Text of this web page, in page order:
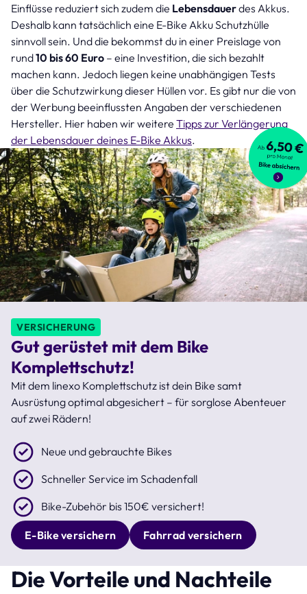
Einflüsse reduziert sich zudem die Lebensdauerdes Akkus.
Deshalb kann tatsächlich eine E-Bike Akku Schutzhülle
sinnvoll sein. Und die bekommst du in einer Preislage von
rund10 bis 60 Euro – eine Investition, die sich bezahlt
machen kann. Jedoch liegen keine unabhängigen Tests
über die Schutzwirkung dieser Hüllen vor. Es gibt nur die von
der Werbung beeinflussten Angaben der verschiedenen
Hersteller. Hier haben wir weitere Tipps zur Verlängerung
der Lebensdauer deines E-Bike Akkus.
VERSICHERUNG
Gut gerüstet mit dem Bike
Komplettschutz!
Mit dem linexo Komplettschutz ist dein Bike samt
Ausrüstung optimal abgesichert – für sorglose Abenteuer
auf zwei Rädern!
Neue und gebrauchte Bikes
Schneller Service im Schadenfall
Bike-Zubehör bis 150€ versichert!
E-Bike versichern Fahrrad versichern
Die Vorteile und Nachteile